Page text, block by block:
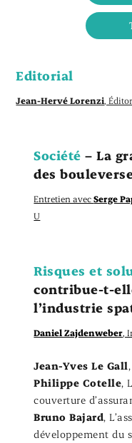
Editorial
Jean-Hervé Lorenzi,
Société – La
des
Entretien avecSerge
U
Risques et
contribue-t-
l’industrie
Daniel Zajdenweber,
Jean-Yves Le Gall,
Philippe Cotelle,
couverture
Bruno Bajard,
développement du